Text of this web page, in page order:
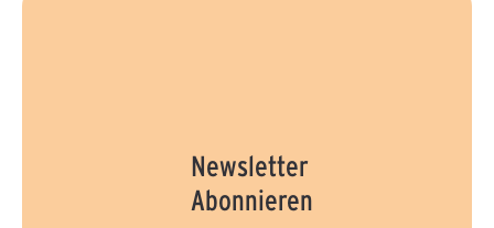
Newsletter
Abonnieren